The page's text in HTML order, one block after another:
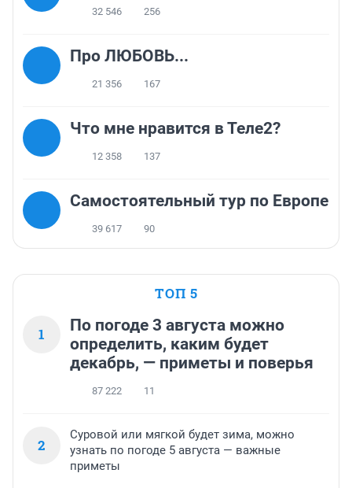
32 546 256
Про ЛЮБОВЬ...
21 356 167
Что мне нравится в Теле2?
12 358 137
Самостоятельный тур по Европе
39 617 90
ТОП 5
1
По погоде 3 августа можно
определить, каким будет
декабрь, — приметы и поверья
87 222 11
2
Суровой или мягкой будет зима, можно
узнать по погоде 5 августа — важные
приметы